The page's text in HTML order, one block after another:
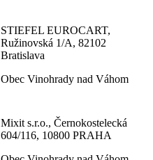
STIEFEL EUROCART,
Ružinovská 1/A, 82102
Bratislava
Obec Vinohrady nad Váhom
Mixit s.r.o., Černokostelecká
604/116, 10800 PRAHA